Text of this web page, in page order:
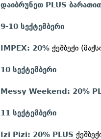
დაიბრუნეთ PLUS
9-10 სექტემბერი
IMPEX: 20% ქეშბექი
10 სექტემბერი
Messy Weekend: 20%
11 სექტემბერი
Izi Pizi: 20% PLUS